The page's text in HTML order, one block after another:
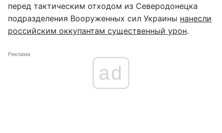
перед тактическим отходом из Северодонецка
подразделения Вооруженных сил Украины нанесли
российским оккупантам существенный урон.
Реклама
ad